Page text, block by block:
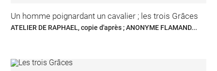
Un homme poignardant un cavalier ; les trois Grâces
ATELIER DE RAPHAEL, copie d'après ; ANONYME FLAMAND...